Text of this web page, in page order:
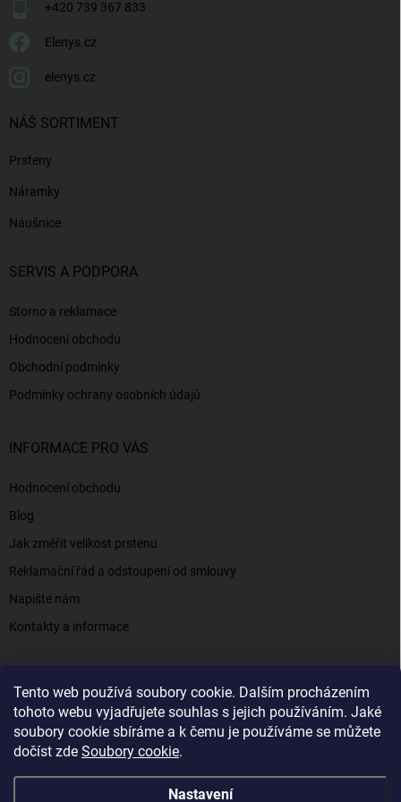
Tento web používá soubory cookie. Dalším procházením
tohoto webu vyjadřujete souhlas s jejich používáním. Jaké
soubory cookie sbíráme a k čemu je používáme se můžete
dočíst zde Soubory cookie.
Nastavení
+420 739 367 833
Elenys.cz
elenys.cz
NÁŠ SORTIMENT
Prsteny
Náramky
Náušnice
SERVIS A PODPORA
Storno a reklamace
Hodnocení obchodu
Obchodní podmínky
Podmínky ochrany osobních údajů
INFORMACE PRO VÁS
Hodnocení obchodu
Blog
Jak změřit velikost prstenu
Reklamační řád a odstoupení od smlouvy
Napište nám
Kontakty a informace
Elenys.cz - šperky, kterým věříte už od roku 2016
Vytvořil Shoptet